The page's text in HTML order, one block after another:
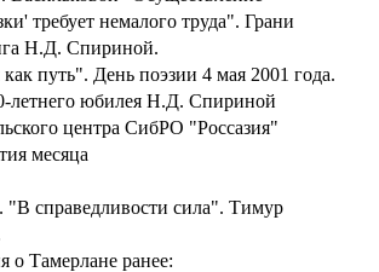
требует немалого труда". Грани
Н.Д. Спириной.
путь". День поэзии 4 мая 2001 года.
летнего юбилея Н.Д. Спириной
центра СибРО "Россазия"
месяца
справедливости сила". Тимур
о Тамерлане ранее: